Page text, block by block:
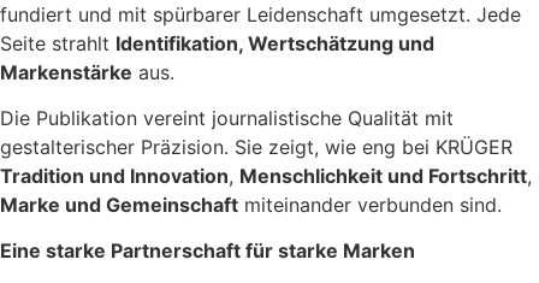
fundiert und mit spürbarer Leidenschaft umgesetzt. Jede
Seite strahlt Identifikation, Wertschätzung und
Markenstärke aus.
Die Publikation vereint journalistische Qualität mit
gestalterischer Präzision. Sie zeigt, wie eng bei KRÜGER
Tradition und Innovation, Menschlichkeit und Fortschritt,
Marke und Gemeinschaft miteinander verbunden sind.
Eine starke Partnerschaft für starke Marken